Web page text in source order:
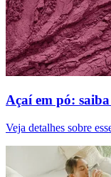
Açaí em pó:
Veja detalhes sobre